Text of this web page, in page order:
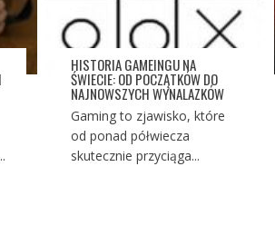
HISTORIA GAMEINGU NA
ŚWIECIE: OD POCZĄTKÓW DO
NAJNOWSZYCH WYNALAZKÓW
Gaming to zjawisko, które
od ponad półwiecza
skutecznie przyciąga...